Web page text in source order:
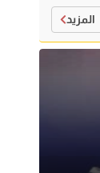
المزيد